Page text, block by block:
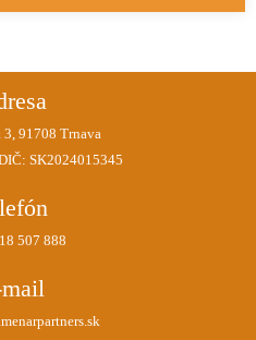
3, 91708 Trnava
SK2024015345
507 888